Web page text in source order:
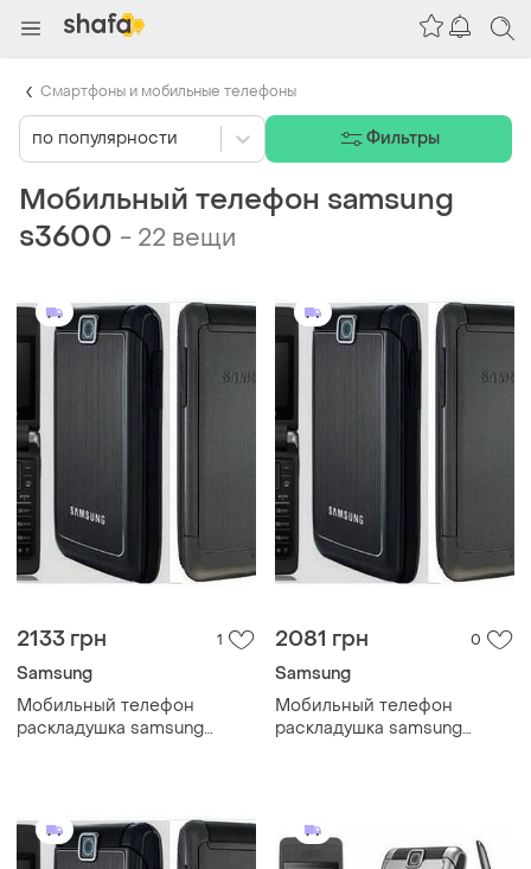
Мобильный телефон samsung
s3600 - 22 вещи
2133 грн 1
Samsung
Мобильный телефон
раскладушка samsung
2081 грн 0
Samsung
Мобильный телефон
раскладушка samsung
по популярности Фильтры
Смартфоны и мобильные телефоны